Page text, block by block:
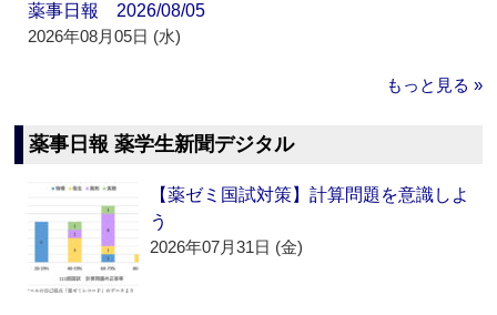
薬事日報 2026/08/05
2026年08月05日 (水)
もっと見る »
薬事日報 薬学生新聞デジタル
【薬ゼミ国試対策】計算問題を意識しよ
う
2026年07月31日 (金)